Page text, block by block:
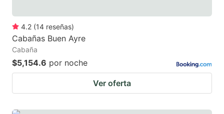
4.2 (14 reseñas)
Cabañas Buen Ayre
Cabaña
$5,154.6 por noche
Ver oferta